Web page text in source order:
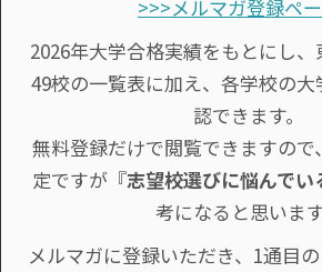
>>>メルマガ登録ペ
2026年大学合格実績をもとにし
49校の一覧表に加え、各学校の
認できます。
無料登録だけで閲覧できますので
定ですが『志望校選びに悩んでい
考になると思います
メルマガに登録いただき、1通目